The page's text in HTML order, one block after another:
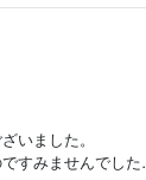
いました。
すみませんでした